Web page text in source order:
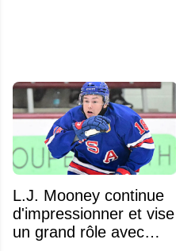
L.J. Mooney continue
d'impressionner et vise
un grand rôle avec